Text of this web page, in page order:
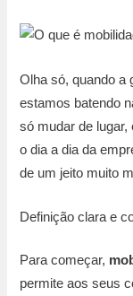
Olha só, quando a
estamos batendo
só mudar de
o dia a dia da
de um jeito muito
Definição clara e
Para começar,
permite aos seus